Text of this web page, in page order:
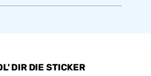
DIR DIE STICKER